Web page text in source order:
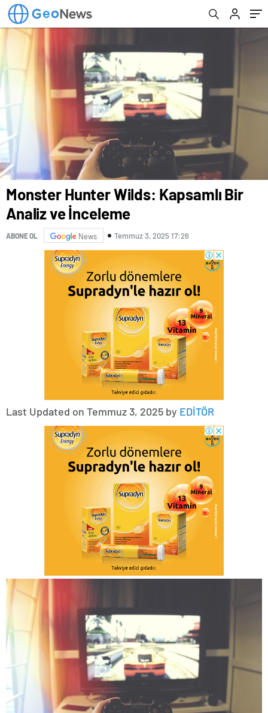
Monster Hunter Wilds: Kapsamlı Bir
Analiz ve İnceleme
ABONE OL News Temmuz 3, 2025 17:26
Last Updated on Temmuz 3, 2025 by EDİTÖR